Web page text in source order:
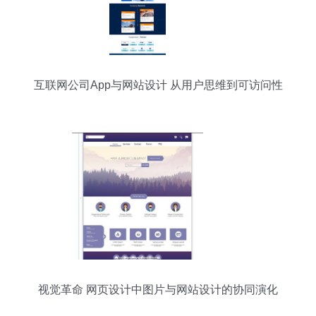
互联网公司App与网站设计 从用户思维到可访问性
视觉革命 网页设计中图片与网站设计的协同演化